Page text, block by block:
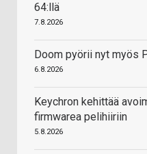
64:llä
7.8.2026
Doom pyörii nyt myös
6.8.2026
Keychron kehittää
firmwarea pelihiiriin
5.8.2026